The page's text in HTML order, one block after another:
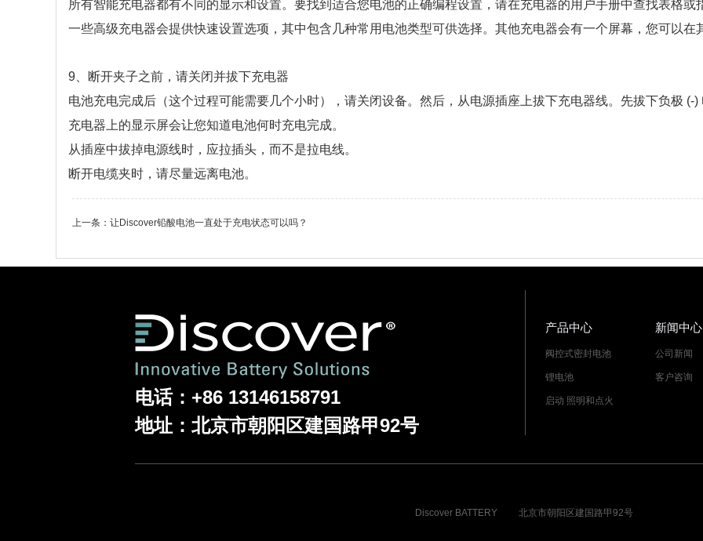
所有智能充电器都有不同的显示和设置。要找到适合您电池的正确编程设置，请在充电器的用户手册中查找表格
一些高级充电器会提供快速设置选项，其中包含几种常用电池类型可供选择。其他充电器会有一个屏幕，您可以
9、断开夹子之前，请关闭并拔下充电器
电池充电完成后（这个过程可能需要几个小时），请关闭设备。然后，从电源插座上拔下充电器线。先拔下负极 (-
充电器上的显示屏会让您知道电池何时充电完成。
从插座中拔掉电源线时，应拉插头，而不是拉电线。
断开电缆夹时，请尽量远离电池。
上一条： 让Discover铅酸电池一直处于充电状态可以吗？
电话：+86 13146158791
地址： 北京市朝阳区建国路甲92号
产品中心
阀控式密封电池
锂电池
启动 照明和点火
新闻中心
公司新闻
客户咨询
Discover BATTERY 北京市朝阳区建国路甲92号